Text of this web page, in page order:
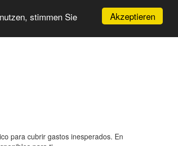
Akzeptieren
stimmen Sie
para cubrir gastos inesperados. En